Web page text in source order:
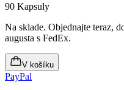
90 Kapsuly
Na sklade. Objednajte teraz,
augusta s FedEx.
V košíku
PayPal